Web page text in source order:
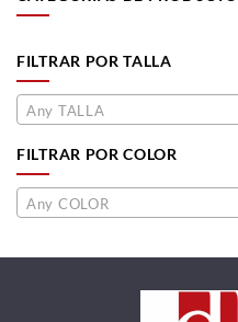
FILTRAR POR TALLA
Any TALLA
FILTRAR POR COLOR
Any COLOR